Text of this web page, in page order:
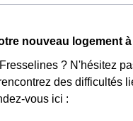
aux Fresselinois
est multiplié par
à Fresselines. ⚡💸
nouveau logement
? N'hésitez
des difficultés
vous ici :